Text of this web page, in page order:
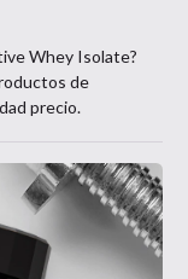
Whey Isolate?
de
precio.